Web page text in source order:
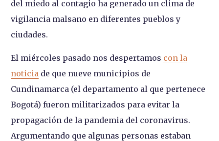
del miedo al contagio ha generado un clima de
vigilancia malsano en diferentes pueblos y
ciudades.
El miércoles pasado nos despertamos con la
noticia de que nueve municipios de
Cundinamarca (el departamento al que pertenece
Bogotá) fueron militarizados para evitar la
propagación de la pandemia del coronavirus.
Argumentando que algunas personas estaban